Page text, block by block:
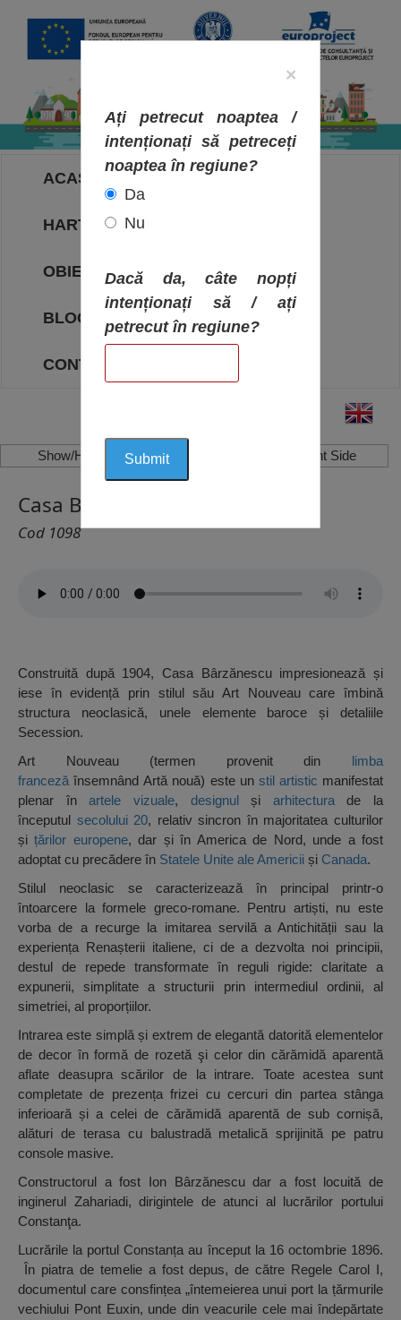
ACASA
HARTA OBIECTIVELOR
OBIECTIVE
BLOG
CONTACT
Show/Hide Left Side Show/Hide Right Side
Casa Bârzănescu, Constanța
Cod 1098
Construită după 1904, Casa Bârzănescu impresionează și
iese în evidență prin stilul său Art Nouveau care îmbină
structura neoclasică, unele elemente baroce și detaliile
Secession.
Art Nouveau (termen provenit din limba
franceză însemnând Artă nouă) este un stil artistic manifestat
plenar înartele vizuale, designulși arhitecturade la
începutul secolului 20, relativ sincron în majoritatea culturilor
șițărilor europene, dar și în America de Nord, unde a fost
adoptat cu precădere în Statele Unite ale Americii și Canada.
Stilul neoclasic se caracterizează în principal printr-o
întoarcere la formele greco-romane. Pentru artiști, nu este
vorba de a recurge la imitarea servilă a Antichității sau la
experiența Renașterii italiene, ci de a dezvolta noi principii,
destul de repede transformate în reguli rigide: claritate a
expunerii, simplitate a structurii prin intermediul ordinii, al
simetriei, al proporțiilor.
Intrarea este simplă și extrem de elegantă datorită elementelor
de decor în formă de rozetă şi celor din cărămidă aparentă
aflate deasupra scărilor de la intrare. Toate acestea sunt
completate de prezența frizei cu cercuri din partea stânga
inferioară și a celei de cărămidă aparentă de sub cornișă,
alături de terasa cu balustradă metalică sprijinită pe patru
console masive.
Constructorul a fost Ion Bârzănescu dar a fost locuită de
inginerul Zahariadi, dirigintele de atunci al lucrărilor portului
Constanţa.
Lucrările la portul Constanța au început la 16 octombrie 1896.
În piatra de temelie a fost depus, de către Regele Carol I,
documentul care consfințea „întemeierea unui port la țărmurile
vechiului Pont Euxin, unde din veacurile cele mai îndepărtate
×
Ați petrecut noaptea /
intenționați să petreceți
noaptea în regiune?
Da
Nu
Dacă da, câte nopți
intenționați să / ați
petrecut în regiune?